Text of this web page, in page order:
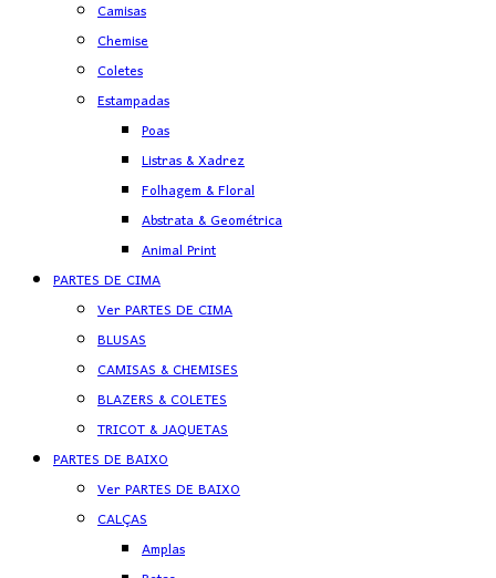
Camisas
Chemise
Coletes
Estampadas
Poas
Listras & Xadrez
Folhagem & Floral
Abstrata & Geométrica
Animal Print
PARTES DE CIMA
Ver PARTES DE CIMA
BLUSAS
CAMISAS & CHEMISES
BLAZERS & COLETES
TRICOT & JAQUETAS
PARTES DE BAIXO
Ver PARTES DE BAIXO
CALÇAS
Amplas